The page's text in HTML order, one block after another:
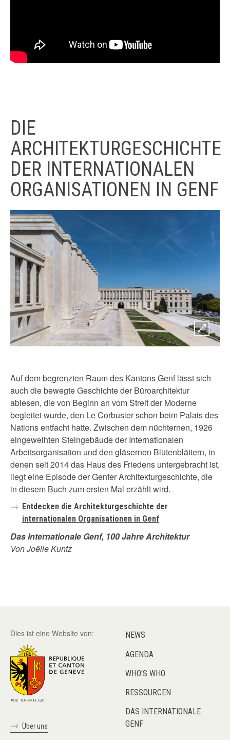
DIE
ARCHITEKTURGESCHICHTE
DER INTERNATIONALEN
ORGANISATIONEN IN GENF
Auf dem begrenzten Raum des Kantons Genf lässt sich
auch die bewegte Geschichte der Büroarchitektur
ablesen, die von Beginn an vom Streit der Moderne
begleitet wurde, den Le Corbusier schon beim Palais des
Nations entfacht hatte. Zwischen dem nüchternen, 1926
eingeweihten Steingebäude der Internationalen
Arbeitsorganisation und den gläsernen Blütenblättern, in
denen seit 2014 das Haus des Friedens untergebracht ist,
liegt eine Episode der Genfer Architekturgeschichte, die
in diesem Buch zum ersten Mal erzählt wird.
Entdecken die Architekturgeschichte der
internationalen Organisationen in Genf
Das Internationale Genf, 100 Jahre Architektur
Von Joëlle Kuntz
Dies ist eine Website von:
Über uns
NEWS
AGENDA
WHO'S WHO
RESSOURCEN
DAS INTERNATIONALE
GENF